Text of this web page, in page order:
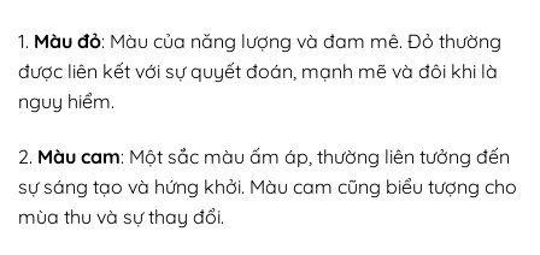
1. Màu đỏ: Màu của năng lượng và đam mê. Đỏ thường
được liên kết với sự quyết đoán, mạnh mẽ và đôi khi là
nguy hiểm.
2. Màu cam: Một sắc màu ấm áp, thường liên tưởng đến
sự sáng tạo và hứng khởi. Màu cam cũng biểu tượng cho
mùa thu và sự thay đổi.